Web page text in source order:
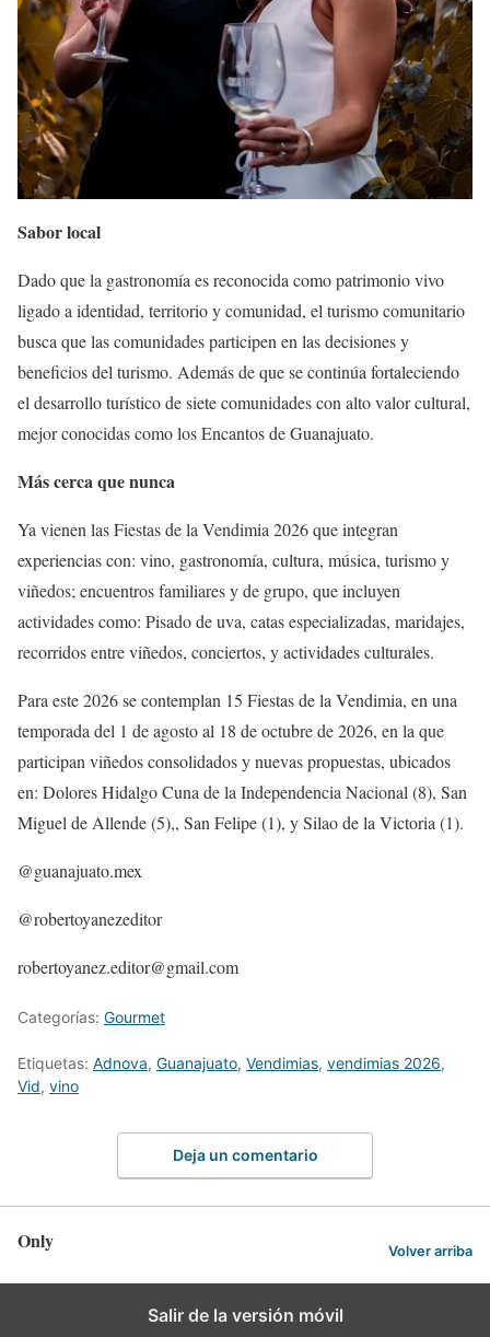
Sabor local
Dado que la gastronomía es reconocida como patrimonio vivo
ligado a identidad, territorio y comunidad, el turismo comunitario
busca que las comunidades participen en las decisiones y
beneficios del turismo. Además de que se continúa fortaleciendo
el desarrollo turístico de siete comunidades con alto valor cultural,
mejor conocidas como los Encantos de Guanajuato.
Más cerca que nunca
Ya vienen las Fiestas de la Vendimia 2026 que integran
experiencias con: vino, gastronomía, cultura, música, turismo y
viñedos; encuentros familiares y de grupo, que incluyen
actividades como: Pisado de uva, catas especializadas, maridajes,
recorridos entre viñedos, conciertos, y actividades culturales.
Para este 2026 se contemplan 15 Fiestas de la Vendimia, en una
temporada del 1 de agosto al 18 de octubre de 2026, en la que
participan viñedos consolidados y nuevas propuestas, ubicados
en: Dolores Hidalgo Cuna de la Independencia Nacional (8), San
Miguel de Allende (5),, San Felipe (1), y Silao de la Victoria (1).
@guanajuato.mex
@robertoyanezeditor
robertoyanez.editor@gmail.com
Categorías: Gourmet
Etiquetas: Adnova, Guanajuato, Vendimias, vendimias 2026,
Vid, vino
Deja un comentario
Only Volver arriba
Salir de la versión móvil